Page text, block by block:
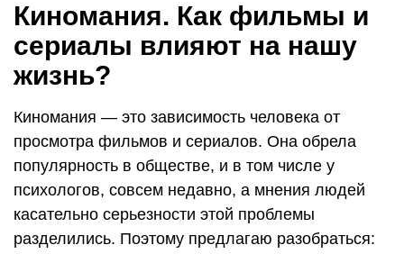
Киномания. Как фильмы и
сериалы влияют на нашу
жизнь?
Киномания — это зависимость человека от
просмотра фильмов и сериалов. Она обрела
популярность в обществе, и в том числе у
психологов, совсем недавно, а мнения людей
касательно серьезности этой проблемы
разделились. Поэтому предлагаю разобраться: